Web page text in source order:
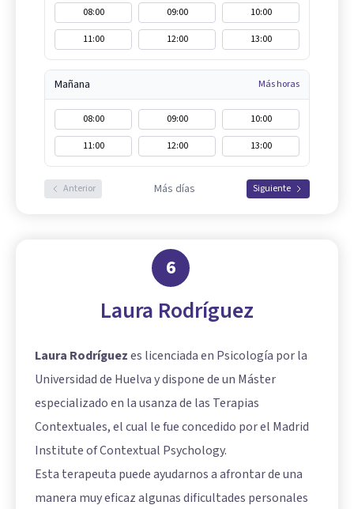
08:00 09:00
10:00
11:00
12:00 13:00
Mañana Más horas
08:00 09:00
10:00
11:00
12:00 13:00
Anterior Más días Siguiente
6
Laura Rodríguez
Laura Rodríguezes licenciada en Psicología por la
Universidad de Huelva y dispone de un Máster
especializado en la usanza de las Terapias
Contextuales, el cual le fue concedido por el Madrid
Institute of Contextual Psychology.
Esta terapeuta puede ayudarnos a afrontar de una
manera muy eficaz algunas dificultades personales